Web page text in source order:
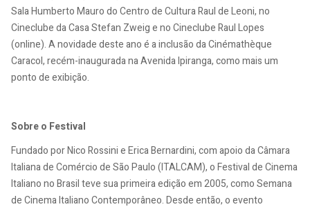
Sala Humberto Mauro do Centro de Cultura Raul de Leoni, no
Cineclube da Casa Stefan Zweig e no Cineclube Raul Lopes
(online). A novidade deste ano é a inclusão da Cinémathèque
Caracol, recém-inaugurada na Avenida Ipiranga, como mais um
ponto de exibição.
Sobre o Festival
Fundado por Nico Rossini e Erica Bernardini, com apoio da Câmara
Italiana de Comércio de São Paulo (ITALCAM), o Festival de Cinema
Italiano no Brasil teve sua primeira edição em 2005, como Semana
de Cinema Italiano Contemporâneo. Desde então, o evento